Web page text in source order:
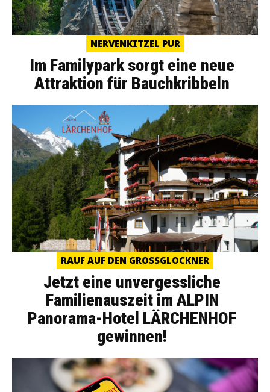
NERVENKITZEL PUR
Im Familypark sorgt eine neue
Attraktion für Bauchkribbeln
RAUF AUF DEN GROSSGLOCKNER
Jetzt eine unvergessliche
Familienauszeit im ALPIN
Panorama-Hotel LÄRCHENHOF
gewinnen!